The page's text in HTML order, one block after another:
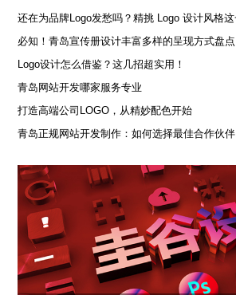
必知！青岛宣传册设计丰富多样的呈现方式盘点
Logo设计怎么借鉴？这几招超实用！
青岛网站开发哪家服务专业
打造高端公司LOGO，从精妙配色开始
青岛正规网站开发制作：如何选择最佳合作伙伴